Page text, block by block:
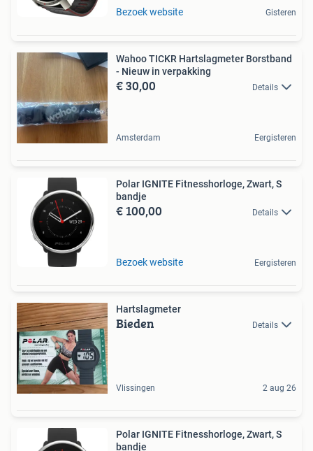
Bezoek website Gisteren
Wahoo TICKR Hartslagmeter Borstband
- Nieuw in verpakking
€ 30,00 Details
Amsterdam Eergisteren
Polar IGNITE Fitnesshorloge, Zwart, S
bandje
€ 100,00 Details
Bezoek website Eergisteren
Hartslagmeter
Bieden Details
Vlissingen 2 aug 26
Polar IGNITE Fitnesshorloge, Zwart, S
bandje